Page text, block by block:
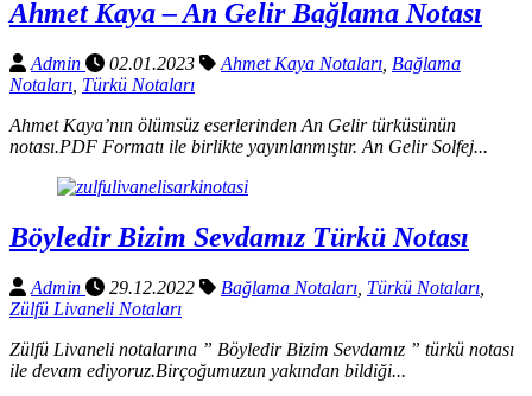
Ahmet Kaya – An Gelir Bağlama Notası
Admin 02.01.2023 Ahmet Kaya Notaları Bağlama
Notaları Türkü Notaları
Ahmet Kaya’nın ölümsüz eserlerinden An Gelir türküsünün
notası.PDF Formatı ile birlikte yayınlanmıştır. An Gelir Solfej...
Böyledir Bizim Sevdamız Türkü Notası
Admin 29.12.2022 Bağlama Notaları Türkü Notaları
Zülfü Livaneli Notaları
Zülfü Livaneli notalarına ” Böyledir Bizim Sevdamız ” türkü notası
ile devam ediyoruz.Birçoğumuzun yakından bildiği...